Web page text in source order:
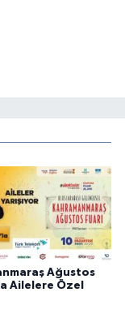
Ağustos
Ailelere Özel